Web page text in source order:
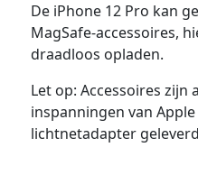
De iPhone 12 Pro kan
MagSafe-accessoires,
draadloos opladen.
Let op: Accessoires
inspanningen van
lichtnetadapter